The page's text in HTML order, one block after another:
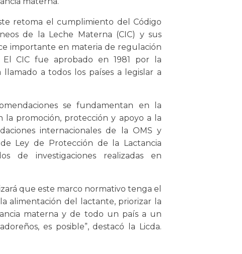
retoma el cumplimiento del Código
de la Leche Materna (CIC) y sus
importante en materia de regulación
CIC fue aprobado en 1981 por la
a todos los países a legislar a
se fundamentan en la
la promoción, protección y apoyo a la
internacionales de la OMS y
Ley de Protección de la Lactancia
de investigaciones realizadas en
que este marco normativo tenga el
alimentación del lactante, priorizar la
materna y de todo un país a un
es posible”, destacó la Licda.